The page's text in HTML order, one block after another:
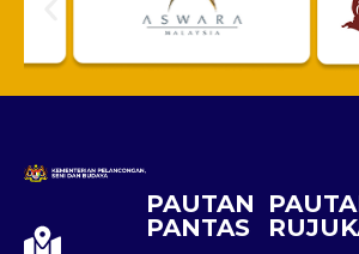
PAUTAN
PANTAS